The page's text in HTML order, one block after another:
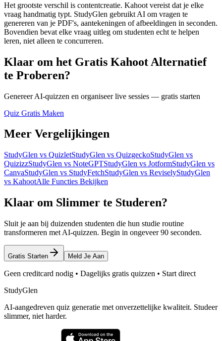
Het grootste verschil is contentcreatie. Kahoot vereist dat je elke
vraag handmatig typt. StudyGlen gebruikt AI om vragen te
genereren van je PDF's, aantekeningen of afbeeldingen in seconden.
Bovendien bevat elke vraag uitleg om studenten echt te helpen
leren, niet alleen te concurreren.
Klaar om het Gratis Kahoot Alternatief
te Proberen?
Genereer AI-quizzen en organiseer live sessies — gratis starten
Quiz Gratis Maken
Meer Vergelijkingen
StudyGlen vs QuizletStudyGlen vs QuizgeckoStudyGlen vs
QuizizzStudyGlen vs NoteGPTStudyGlen vs JotformStudyGlen vs
CanvaStudyGlen vs StudyFetchStudyGlen vs ReviselyStudyGlen
vs KahootAlle Functies Bekijken
Klaar om Slimmer te Studeren?
Sluit je aan bij duizenden studenten die hun studie routine
transformeren met AI-quizzen. Begin in ongeveer 90 seconden.
Gratis Starten Meld Je Aan
Geen creditcard nodig • Dagelijks gratis quizzen • Start direct
StudyGlen
AI-aangedreven quiz generatie met onverzettelijke kwaliteit. Studeer
slimmer, niet harder.